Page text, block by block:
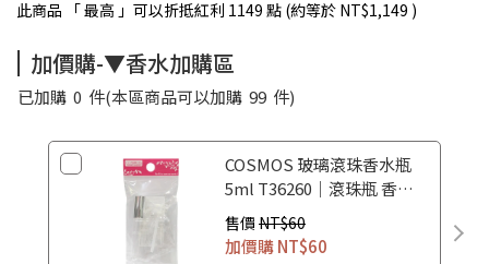
此商品 「 最高 」可以折抵紅利 1149 點 (約等於 NT$1,149 )
加價購-▼香水加購區
已加購 0 件(本區商品可以加購 99 件)
COSMOS 玻璃滾珠香水瓶
5ml T36260｜滾珠瓶 香水
空瓶 香水分裝瓶
售價 NT$60
加價購NT$60